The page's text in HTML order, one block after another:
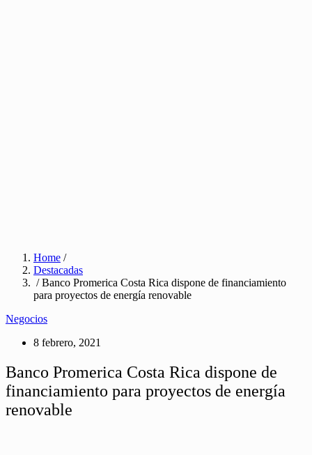
Home /
Destacadas
/ Banco Promerica Costa Rica dispone de financiamiento
para proyectos de energía renovable
Negocios
8 febrero, 2021
Banco Promerica Costa Rica dispone de
financiamiento para proyectos de energía
renovable